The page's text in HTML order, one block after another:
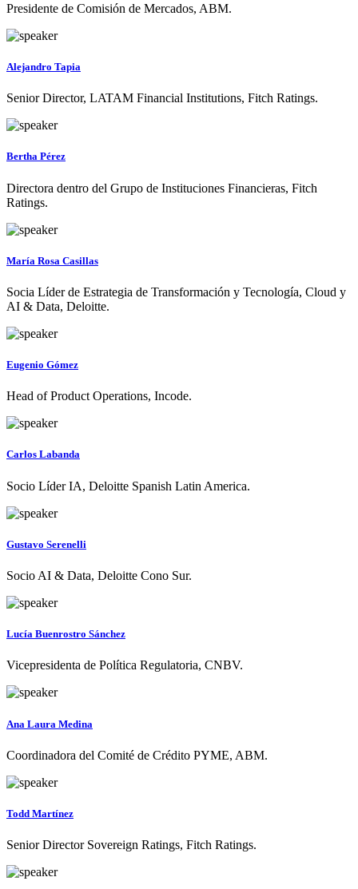
Presidente de Comisión de Mercados, ABM.
Alejandro Tapia
Senior Director, LATAM Financial Institutions, Fitch Ratings.
Bertha Pérez
Directora dentro del Grupo de Instituciones Financieras, Fitch
Ratings.
María Rosa Casillas
Socia Líder de Estrategia de Transformación y Tecnología, Cloud y
AI & Data, Deloitte.
Eugenio Gómez
Head of Product Operations, Incode.
Carlos Labanda
Socio Líder IA, Deloitte Spanish Latin America.
Gustavo Serenelli
Socio AI & Data, Deloitte Cono Sur.
Lucía Buenrostro Sánchez
Vicepresidenta de Política Regulatoria, CNBV.
Ana Laura Medina
Coordinadora del Comité de Crédito PYME, ABM.
Todd Martínez
Senior Director Sovereign Ratings, Fitch Ratings.